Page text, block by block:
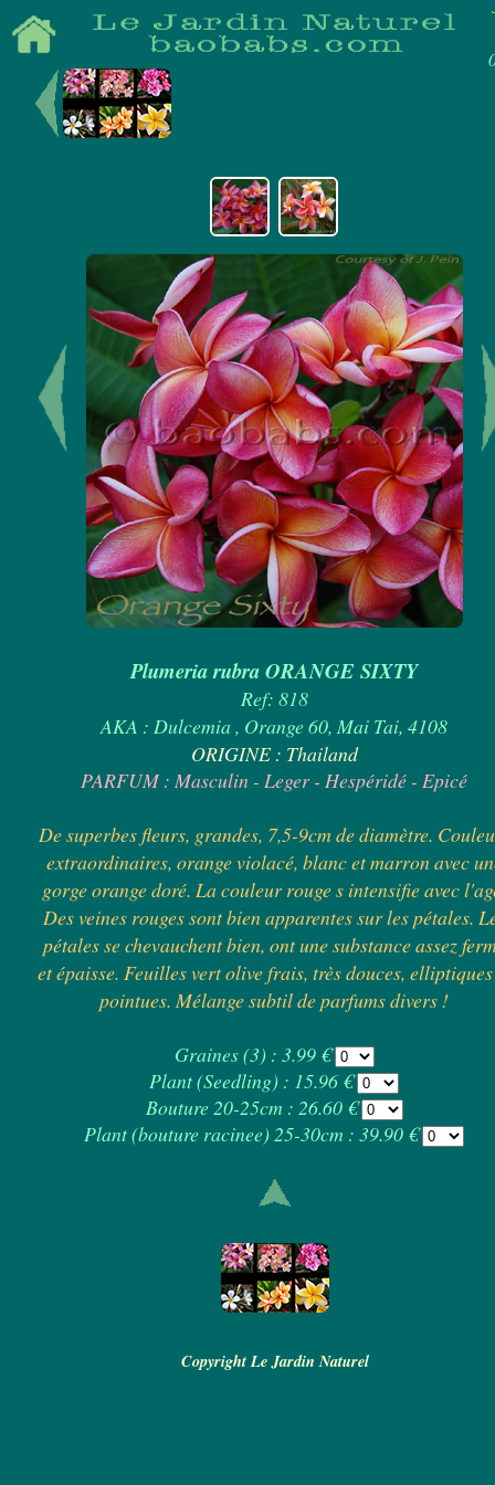
Plumeria rubra ORANGE SIXTY
Ref: 818
AKA : Dulcemia , Orange 60, Mai Tai, 4108
ORIGINE : Thailand
PARFUM : Masculin - Leger - Hespéridé - Epicé
De superbes fleurs, grandes, 7,5-9cm de diamètre.
extraordinaires, orange violacé, blanc et marron avec
gorge orange doré. La couleur rouge s intensifie avec
Des veines rouges sont bien apparentes sur les pétales.
pétales se chevauchent bien, ont une substance assez
et épaisse. Feuilles vert olive frais, très douces,
pointues. Mélange subtil de parfums divers !
Graines (3) : 3.99 €
Plant (Seedling) : 15.96 €
Bouture 20-25cm : 26.60 €
Plant (bouture racinee) 25-30cm : 39.90 €
Copyright Le Jardin Naturel